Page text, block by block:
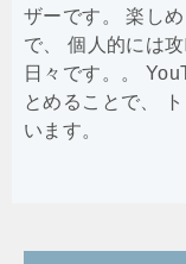
ザーです。 楽し
で、 個人的には
日々です。。
とめることで、
います。